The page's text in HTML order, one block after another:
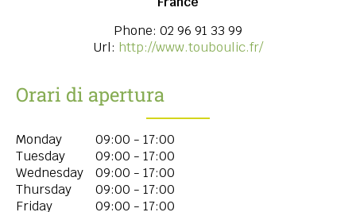
Phone: 02 96 91 33 99
Url: http://www.touboulic.fr/
Orari di apertura
Monday
09:00 - 17:00
Tuesday
09:00 - 17:00
Wednesday
09:00 - 17:00
Thursday
09:00 - 17:00
Friday
09:00 - 17:00